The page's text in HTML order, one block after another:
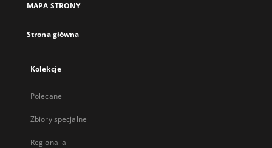
MAPA STRONY
Strona główna
Kolekcje
Polecane
Zbiory specjalne
Regionalia